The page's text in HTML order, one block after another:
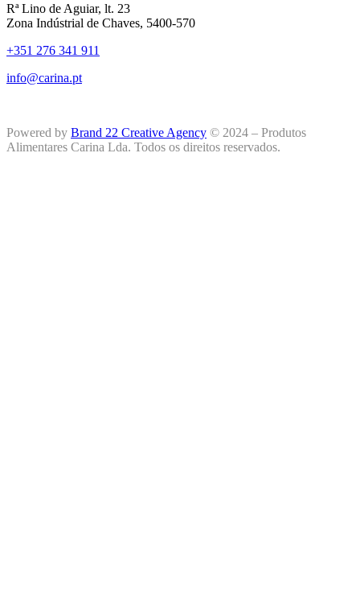
Rª Lino de Aguiar, lt. 23
Zona Indústrial de Chaves, 5400-570
+351 276 341 911
info@carina.pt
Powered by Brand 22 Creative Agency © 2024 – Produtos
Alimentares Carina Lda. Todos os direitos reservados.